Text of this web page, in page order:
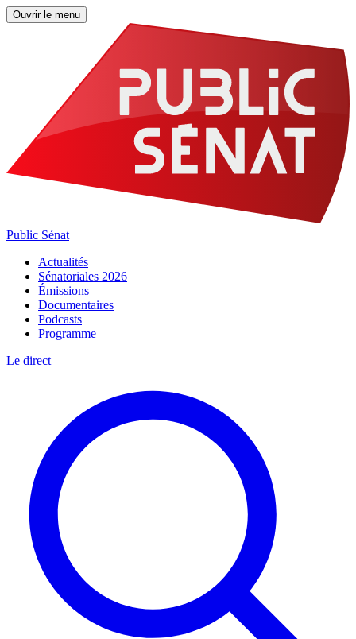
Ouvrir le menu
Public Sénat
Actualités
Sénatoriales 2026
Émissions
Documentaires
Podcasts
Programme
Le direct